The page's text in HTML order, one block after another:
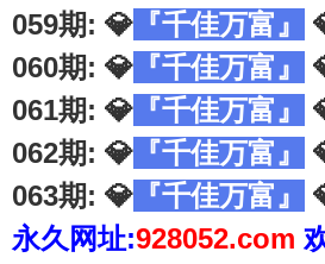
059期: 💎 『千佳万富』
060期: 💎 『千佳万富』
061期: 💎 『千佳万富』
062期: 💎 『千佳万富』
063期: 💎 『千佳万富』
永久网址:928052.com